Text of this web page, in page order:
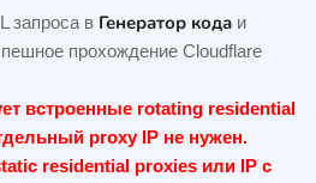
запроса в Генератор кода и
прохождение Cloudflare
встроенные rotating residential
proxy IP не нужен.
residential proxies или IP с